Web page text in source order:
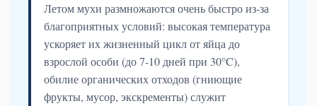
Летом мухи размножаются очень быстро из-за
благоприятных условий: высокая температура
ускоряет их жизненный цикл от яйца до
взрослой особи (до 7-10 дней при 30°C),
обилие органических отходов (гниющие
фрукты, мусор, экскременты) служит